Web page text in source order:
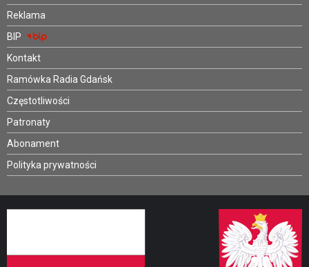
Reklama
BIP
Kontakt
Ramówka Radia Gdańsk
Częstotliwości
Patronaty
Abonament
Polityka prywatności